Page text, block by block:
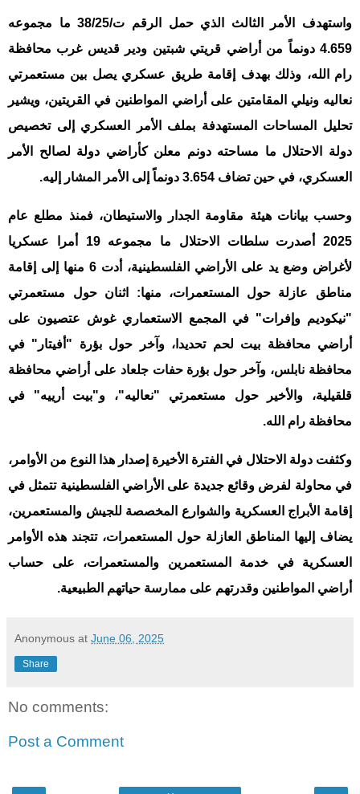
واستهدف الأمر الثالث الذي حمل الرقم ت/38/25 ما مجموعه
4.659 دونماً من أراضي قريتي شبتين ودير قديس غرب محافظة
رام الله، وذلك بهدف إقامة طريق عسكري يصل بين مستعمرتي
نعاليه ونيلي المقامتين على أراضي المواطنين في القريتين، ويشير
تحليل المساحات المستهدفة بملف الأمر العسكري إلى تخصيص
دولة الاحتلال ما مساحته دونم معلن كأراضي دولة لصالح الأمر
العسكري، في حين تضاف 3.654 دونماً إلى الأمر المشار إليه.
وحسب بيانات هيئة مقاومة الجدار والاستيطان، فمنذ مطلع عام
2025 أصدرت سلطات الاحتلال ما مجموعه 19 أمرا عسكريا
لأغراض وضع يد على الأراضي الفلسطينية، أدت 6 منها إلى إقامة
مناطق عازلة حول المستعمرات، منها: اثنان حول مستعمرتي
"نيكوديم وإفرات" في المجمع الاستعماري غوش عتصيون على
أراضي محافظة بيت لحم تحديدا، وآخر حول بؤرة "أفيتار" في
محافظة نابلس، وآخر حول بؤرة حفات جلعاد على أراضي محافظة
قلقيلية، والأخير حول مستعمرتي "نعاليه"، و"بيت أرييه" في
محافظة رام الله.
وكثفت دولة الاحتلال في الفترة الأخيرة إصدار هذا النوع من الأوامر،
في محاولة لفرض وقائع جديدة على الأراضي الفلسطينية تتمثل في
إقامة الأبراج العسكرية والشوارع المخصصة للجيش والمستعمرين،
يضاف إليها المناطق العازلة حول المستعمرات، تتجند هذه الأوامر
العسكرية في خدمة المستعمرين والمستعمرات، على حساب
أراضي المواطنين وقدرتهم على ممارسة حياتهم الطبيعية.
Anonymous at June 06, 2025
Share
No comments:
Post a Comment